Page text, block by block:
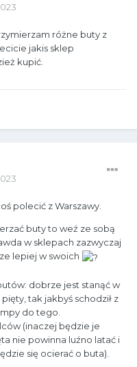
różne buty z
jakis sklep
kupić.
polecić z Warszawy.
buty to weź ze sobą
w sklepach zazwyczaj
lepiej w swoich
dobrze jest stanąć w
tak jakbyś schodził z
do tego.
(inaczej będzie je
nie powinna luźno latać i
się ocierać o buta).